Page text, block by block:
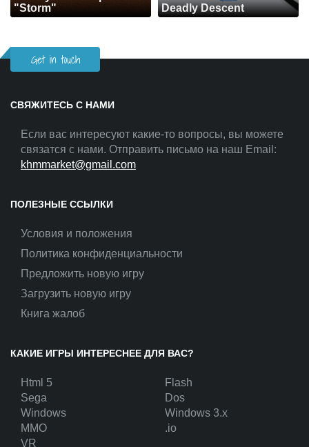
"Storm"
Deadly Descent
Get in touch
СВЯЖИТЕСЬ С НАМИ
Если вас интересуют какие-то вопросы, вы можете
связатся с нами. Отправить письмо на наш Email:
khmmarket@gmail.com
ПОЛЕЗНЫЕ ССЫЛКИ
Условия и положения
Политика конфиденциальности
Предложить новую игру
Загрузить новую игру
Книга жалоб
КАКИЕ ИГРЫ ИНТЕРЕСНЕЕ ДЛЯ ВАС?
Html 5
Flash
Sega
Dos
Windows
Windows 3.x
MMO
.io
VR